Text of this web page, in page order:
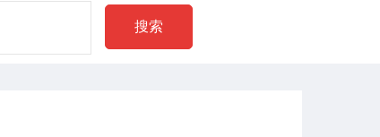
搜索